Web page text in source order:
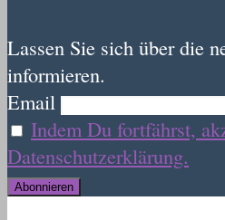
Lassen Sie sich über die
informieren.
Email
Indem Du fortfährst,
Datenschutzerklärung.